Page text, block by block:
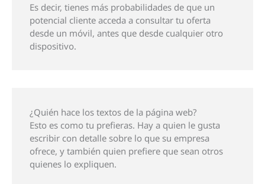
Es decir, tienes más probabilidades de que un
potencial cliente acceda a consultar tu oferta
desde un móvil, antes que desde cualquier otro
dispositivo.
¿Quién hace los textos de la página web?
Esto es como tu prefieras. Hay a quien le gusta
escribir con detalle sobre lo que su empresa
ofrece, y también quien prefiere que sean otros
quienes lo expliquen.